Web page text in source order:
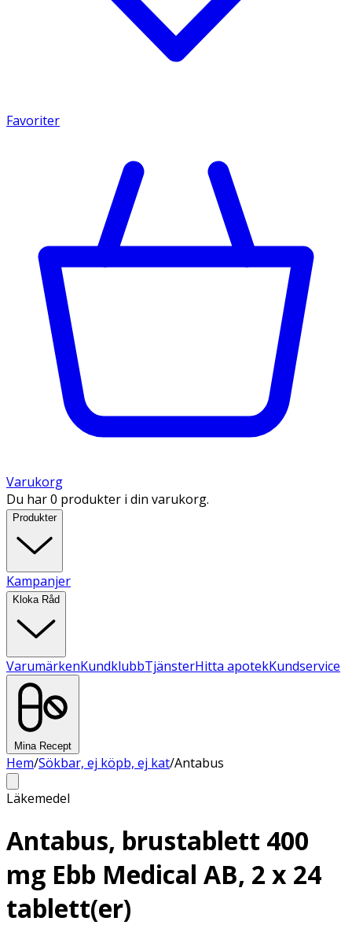
Favoriter
Varukorg
Du har 0 produkter i din varukorg.
Produkter
Kampanjer
Kloka Råd
VarumärkenKundklubbTjänsterHitta apotekKundservice
Mina Recept
Hem/Sökbar, ej köpb, ej kat/Antabus
Läkemedel
Antabus, brustablett 400
mg Ebb Medical AB, 2 x 24
tablett(er)